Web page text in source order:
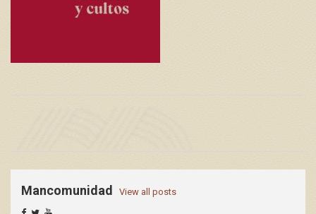
Mancomunidad View all posts